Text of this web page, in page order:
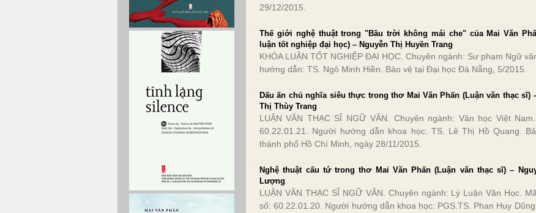
29/12/2015.
Thế giới nghệ thuật trong "Bầu trời không mái che" của Mai Văn
luận tốt nghiệp đại học) – Nguyễn Thị Huyền Trang
KHÓA LUẬN TỐT NGHIỆP ĐẠI HỌC. Chuyên ngành: Sư phạm Ngữ
hướng dẫn: TS. Ngô Minh Hiền. Bảo vệ tại Đại học Đà Nẵng, 5/2015.
Dấu ấn chủ nghĩa siêu thực trong thơ Mai Văn Phấn (Luận văn thạc sĩ)
Thị Thùy Trang
LUẬN VĂN THẠC SĨ NGỮ VĂN. Chuyên ngành: Văn học Việt
60.22.01.21. Người hướng dẫn khoa học: TS. Lê Thị Hồ Quang.
thành phố Hồ Chí Minh, ngày 28/11/2015.
Nghệ thuật cấu tứ trong thơ Mai Văn Phấn (Luận văn thạc sĩ) –
Lượng
LUẬN VĂN THẠC SĨ NGỮ VĂN. Chuyên ngành: Lý Luận Văn Học.
số: 60.22.01.20. Người hướng dẫn khoa học: PGS.TS. Phan Huy